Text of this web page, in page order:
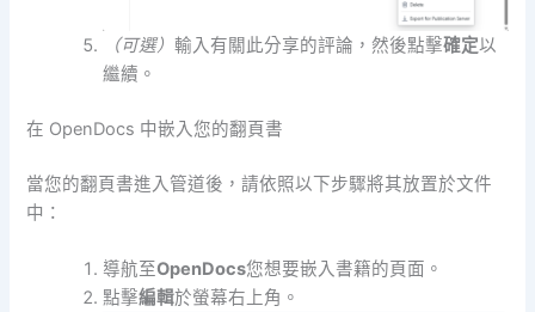
（可選）輸入有關此分享的評論，然後點擊確定以
繼續。
在 OpenDocs 中嵌入您的翻頁書
當您的翻頁書進入管道後，請依照以下步驟將其放置於文件
中：
導航至OpenDocs您想要嵌入書籍的頁面。
點擊編輯於螢幕右上角。